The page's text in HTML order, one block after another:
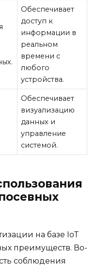
Обеспечивает
доступ к
информации в
реальном
времени с
любого
устройства.
Обеспечивает
визуализацию
данных и
управление
системой.
на базе IoT
преимуществ. Во-
соблюдения